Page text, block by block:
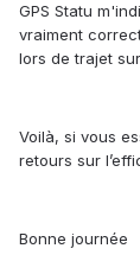
GPS Statu
vraiment
lors de trajet
Voilà, si vous
retours sur
Bonne journée